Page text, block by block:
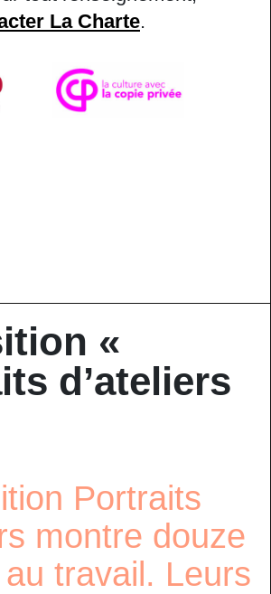
La Charte.
«
d’ateliers
Portraits
montre douze
travail. Leurs